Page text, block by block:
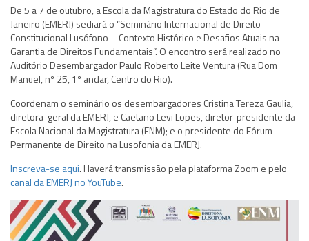
De 5 a 7 de outubro, a Escola da Magistratura do Estado do Rio de
Janeiro (EMERJ) sediará o “Seminário Internacional de Direito
Constitucional Lusófono – Contexto Histórico e Desafios Atuais na
Garantia de Direitos Fundamentais”. O encontro será realizado no
Auditório Desembargador Paulo Roberto Leite Ventura (Rua Dom
Manuel, nº 25, 1º andar, Centro do Rio).
Coordenam o seminário os desembargadores Cristina Tereza Gaulia,
diretora-geral da EMERJ, e Caetano Levi Lopes, diretor-presidente da
Escola Nacional da Magistratura (ENM); e o presidente do Fórum
Permanente de Direito na Lusofonia da EMERJ.
Inscreva-se aqui. Haverá transmissão pela plataforma Zoom e pelo
canal da EMERJ no YouTube.